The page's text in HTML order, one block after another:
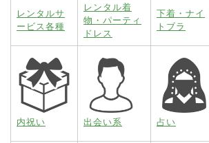
レンタルサ
ービス各種
レンタル着
物・パーティ
ドレス
下着・ナイ
トブラ
内祝い 出会い系 占い